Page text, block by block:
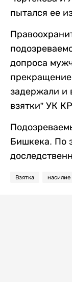
пытался ее
допроса
прекращение
задержали и
взятки” УК
Бишкека. По
Взятка насилие